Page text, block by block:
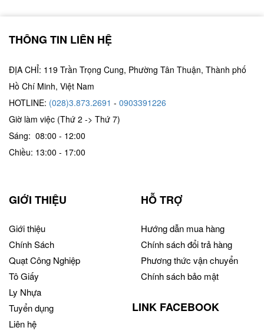
THÔNG TIN LIÊN HỆ
ĐỊA CHỈ: 119 Trần Trọng Cung, Phường Tân Thuận, Thành phố
Hồ Chí Minh, Việt Nam
HOTLINE: (028)3.873.2691 - 0903391226
Giờ làm việc (Thứ 2 -> Thứ 7)
Sáng: 08:00 - 12:00
Chiều: 13:00 - 17:00
GIỚI THIỆU
Giới thiệu
Chính Sách
Quạt Công Nghiệp
Tô Giấy
Ly Nhựa
Tuyển dụng
Liên hệ
HỖ TRỢ
Hướng dẫn mua hàng
Chính sách đổi trả hàng
Phương thức vận chuyển
Chính sách bảo mật
LINK FACEBOOK